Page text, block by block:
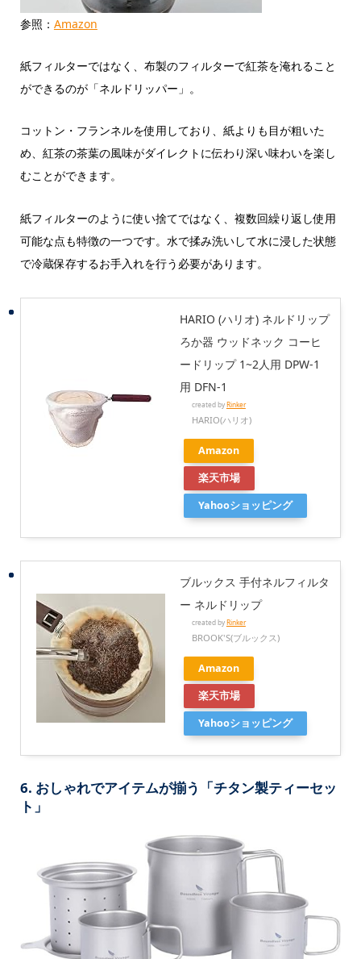
参照： Amazon
紙フィルターではなく、布製のフィルターで紅茶を淹れること
ができるのが「ネルドリッパー」。
コットン・フランネルを使用しており、紙よりも目が粗いた
め、紅茶の茶葉の風味がダイレクトに伝わり深い味わいを楽し
むことができます。
紙フィルターのように使い捨てではなく、複数回繰り返し使用
可能な点も特徴の一つです。水で揉み洗いして水に浸した状態
で冷蔵保存するお手入れを行う必要があります。
HARIO (ハリオ) ネルドリップ
ろか器 ウッドネック コーヒ
ードリップ 1~2人用 DPW-1
用 DFN-1
created byRinker
HARIO(ハリオ)
Amazon
楽天市場
Yahooショッピング
ブルックス 手付ネルフィルタ
ー ネルドリップ
created byRinker
BROOK'S(ブルックス)
Amazon
楽天市場
Yahooショッピング
6. おしゃれでアイテムが揃う「チタン製ティーセッ
ト」